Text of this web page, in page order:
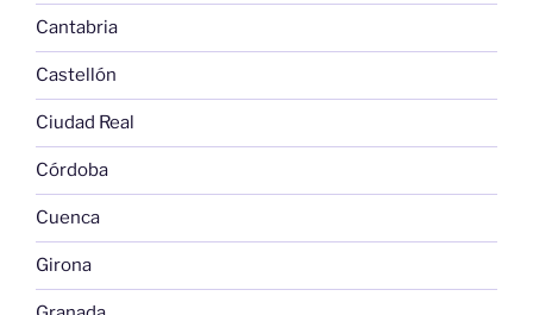
Cantabria
Castellón
Ciudad Real
Córdoba
Cuenca
Girona